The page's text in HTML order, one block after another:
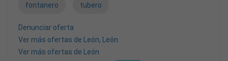
fontanero tubero
Denunciar oferta
Ver más ofertas de León, León
Ver más ofertas de León